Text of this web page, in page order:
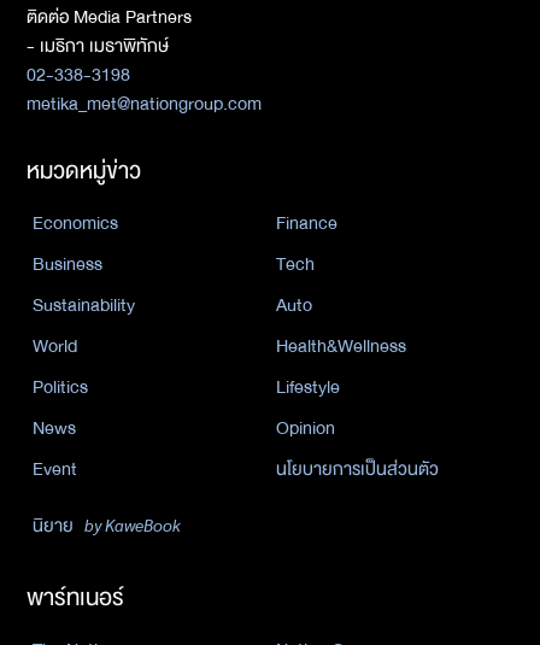
ติดต่อ Media Partners
- เมธิกา เมธาพิทักษ์
02-338-3198
metika_met@nationgroup.com
หมวดหมู่ข่าว
Economics
Finance
Business
Tech
Sustainability
Auto
World
Health&Wellness
Politics
Lifestyle
News
Opinion
Event
นโยบายการเป็นส่วนตัว
นิยาย by KaweBook
พาร์ทเนอร์